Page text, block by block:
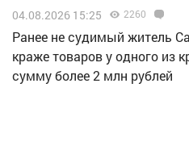
04.08.2026 15:25 2260
Ранее не судимый житель
краже товаров у одного из
сумму более 2 млн рублей